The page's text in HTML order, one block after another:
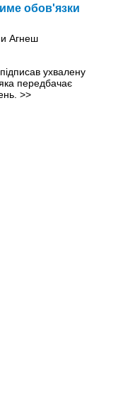
обов'язки
ухвалену
передбачає
>>